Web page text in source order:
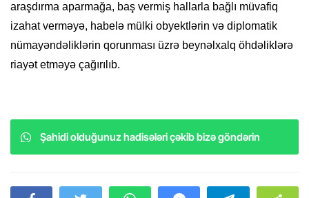
araşdırma aparmağa, baş vermiş hallarla bağlı müvafiq
izahat verməyə, habelə mülki obyektlərin və diplomatik
nümayəndəliklərin qorunması üzrə beynəlxalq öhdəliklərə
riayət etməyə çağırılıb.
Şahidi olduğunuz hadisələri çəkib bizə göndərin